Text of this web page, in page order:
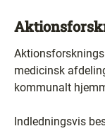
medicinsk
kommunalt
Indledningsvis